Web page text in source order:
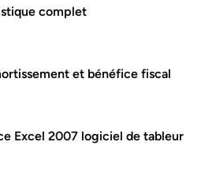
complet
et bénéfice fiscal
Excel 2007 logiciel de tableur